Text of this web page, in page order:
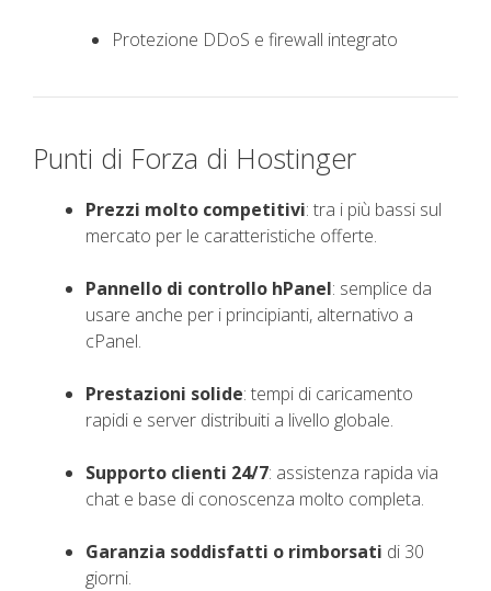
Protezione DDoS e firewall integrato
Punti di Forza di Hostinger
Prezzi molto competitivi: tra i più bassi sul
mercato per le caratteristiche offerte.
Pannello di controllo hPanel: semplice da
usare anche per i principianti, alternativo a
cPanel.
Prestazioni solide: tempi di caricamento
rapidi e server distribuiti a livello globale.
Supporto clienti 24/7: assistenza rapida via
chat e base di conoscenza molto completa.
Garanzia soddisfatti o rimborsati di 30
giorni.